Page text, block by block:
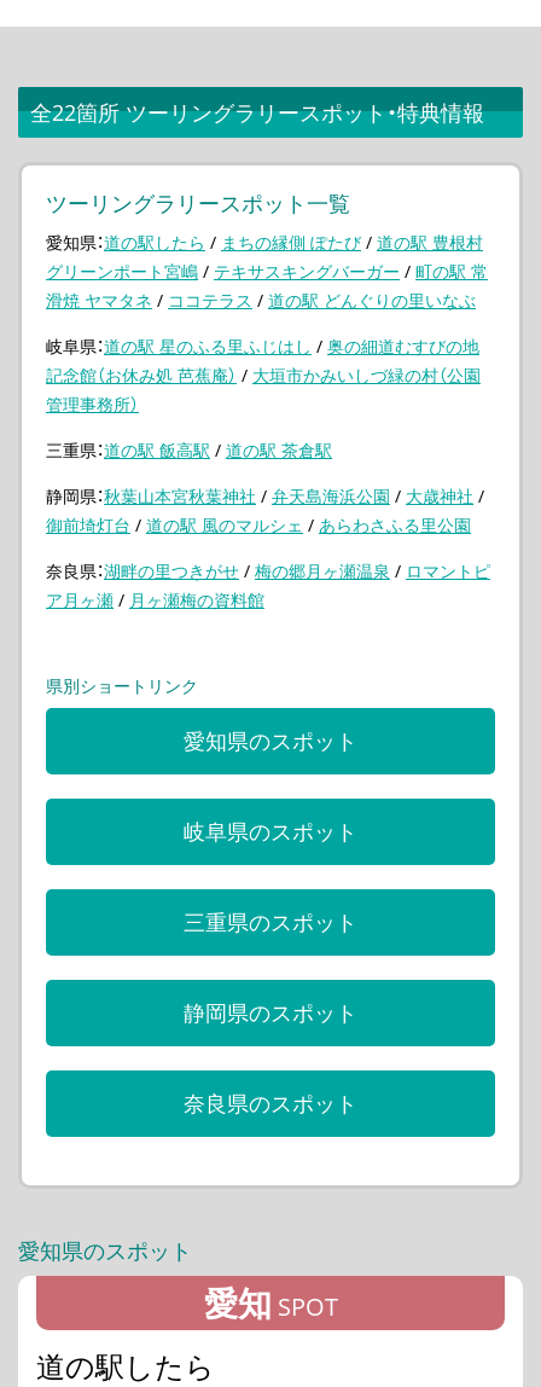
全22箇所 ツーリングラリースポット・特典情報
ツーリングラリースポット一覧
愛知県：道の駅したら / まちの縁側 ぽたび / 道の駅 豊根村
グリーンポート宮嶋 / テキサスキングバーガー / 町の駅 常
滑焼 ヤマタネ / ココテラス / 道の駅 どんぐりの里いなぶ
岐阜県：道の駅 星のふる里ふじはし / 奥の細道むすびの地
記念館（お休み処 芭蕉庵） / 大垣市かみいしづ緑の村（公園
管理事務所）
三重県：道の駅 飯高駅 / 道の駅 茶倉駅
静岡県：秋葉山本宮秋葉神社 / 弁天島海浜公園 / 大歳神社 /
御前埼灯台 / 道の駅 風のマルシェ / あらわさふる里公園
奈良県：湖畔の里つきがせ / 梅の郷月ヶ瀬温泉 / ロマントピ
ア月ヶ瀬 / 月ヶ瀬梅の資料館
県別ショートリンク
愛知県のスポット
岐阜県のスポット
三重県のスポット
静岡県のスポット
奈良県のスポット
愛知県のスポット
愛知 SPOT
道の駅したら